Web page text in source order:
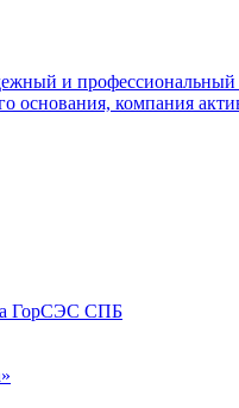
и
основания, компания
ГорСЭС СПБ